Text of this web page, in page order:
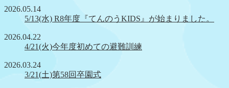
2026.05.14
5/13(水) R8年度『てんのうKIDS』が始まりました。
2026.04.22
4/21(火)今年度初めての避難訓練
2026.03.24
3/21(土)第58回卒園式